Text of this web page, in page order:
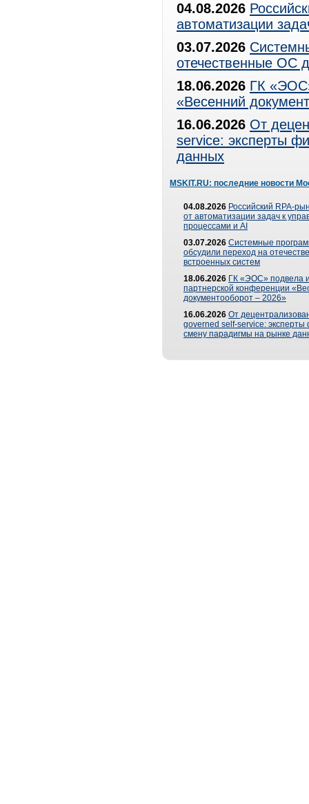
04.08.2026
автоматизации
03.07.2026
отечественные ОС
18.06.2026 ГК
«Весенний
16.06.2026 От
service: эксперты
данных
MSKIT.RU: последние новости
04.08.2026 Российский RPA-
от автоматизации задач к
процессами и AI
03.07.2026 Системные
обсудили переход на
встроенных систем
18.06.2026 ГК «ЭОС» подвела
партнерской конференции
документооборот – 2026»
16.06.2026 От
governed self-service: эксперты
смену парадигмы на рынке